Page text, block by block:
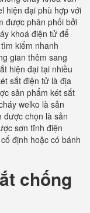
hiện đại phù hợp với
được phân phối bởi
khoá điện tử để
kiếm nhanh
gian thêm sang
hiện đại tại nhiều
sắt điện tử là địa
sản phẩm két sắt
welko là sản
được chọn là sản
sơn tĩnh điện
định hoặc có bánh
chống